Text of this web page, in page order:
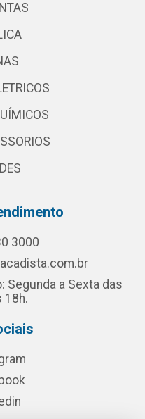
3000
Segunda a Sexta das
18h.